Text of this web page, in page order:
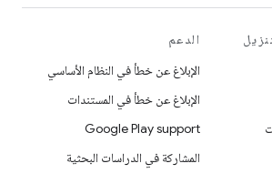
الدعم
الإبلاغ عن خطأ في النظام الأساسي
الإبلاغ عن خطأ في المستندات
Google Play support
المشاركة في الدراسات البحثية